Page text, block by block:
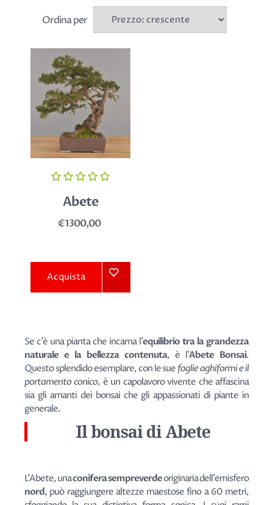
Ordina per
Abete
€1300,00
Acquista
Se c'è una pianta che incarna l'equilibrio tra la grandezza
naturale e la bellezza contenuta, è l'Abete Bonsai.
Questo splendido esemplare, con le suefoglie aghiformi e il
portamento conico, è un capolavoro vivente che affascina
sia gli amanti dei bonsai che gli appassionati di piante in
generale.
Il bonsai di Abete
L'Abete, unaconifera sempreverdeoriginaria dell'emisfero
nord, può raggiungere altezze maestose fino a 60 metri,